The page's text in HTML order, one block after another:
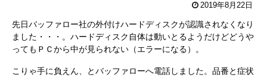
2019年8月22日
先日バッファロー社の外付けハードディスクが認識されなくなり
ました・・・。ハードディスク自体は動いとるようだけどどうや
ってもＰＣから中が見られない（エラーになる）。
こりゃ手に負えん、とバッファローへ電話しました。品番と症状